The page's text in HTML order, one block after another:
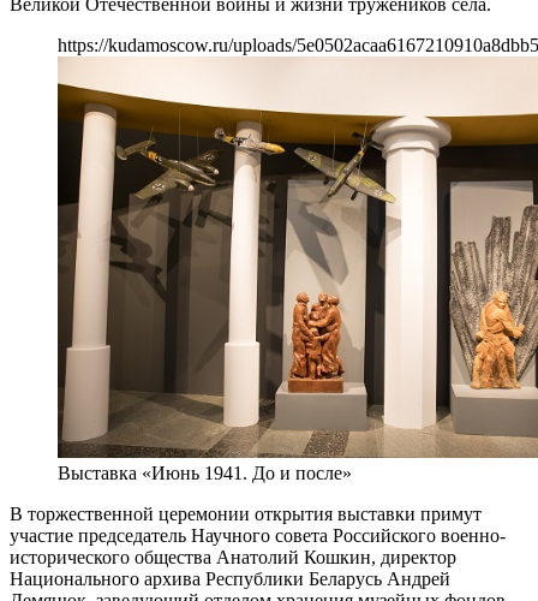
Великой Отечественной войны и жизни тружеников села.
https://kudamoscow.ru/uploads/
Выставка «Июнь 1941. До и после»
В торжественной церемонии открытия выставки примут
участие председатель Научного совета Российского военно-
исторического общества Анатолий Кошкин, директор
Национального архива Республики Беларусь Андрей